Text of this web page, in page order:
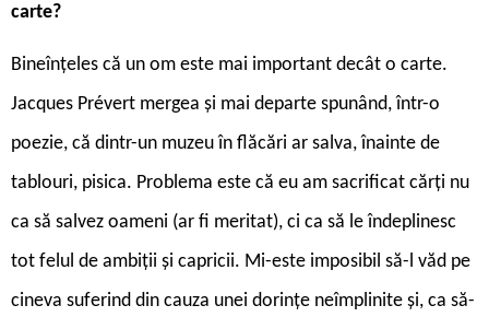
carte?
Bineînțeles că un om este mai important decât o carte.
Jacques Prévert mergea și mai departe spunând, într-o
poezie, că dintr-un muzeu în flăcări ar salva, înainte de
tablouri, pisica. Problema este că eu am sacrificat cărți nu
ca să salvez oameni (ar fi meritat), ci ca să le îndeplinesc
tot felul de ambiții și capricii. Mi-este imposibil să-l văd pe
cineva suferind din cauza unei dorințe neîmplinite și, ca să-